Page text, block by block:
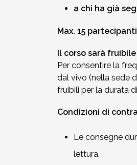
a chi ha già
Max. 15 partecipanti
Il corso sarà
Per consentire la
dal vivo (nella sede
fruibili per la durata
Condizioni di
Le consegne
lettura.